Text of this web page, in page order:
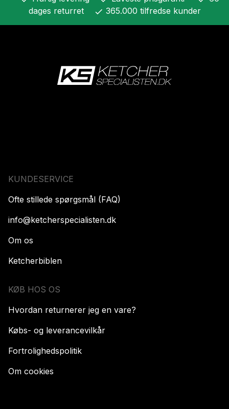
dages returret
check 365.000 tilfredse kunder
KUNDESERVICE
Ofte stillede spørgsmål (FAQ)
info@ketcherspecialisten.dk
Om os
Ketcherbiblen
KØB HOS OS
Hvordan returnerer jeg en vare?
Købs- og leverancevilkår
Fortrolighedspolitik
Om cookies